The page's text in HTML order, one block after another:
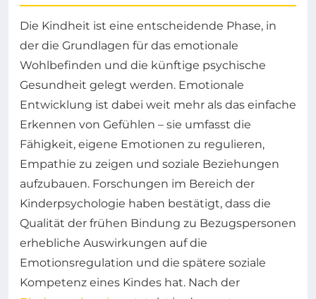
Die Kindheit ist eine entscheidende Phase, in
der die Grundlagen für das emotionale
Wohlbefinden und die künftige psychische
Gesundheit gelegt werden. Emotionale
Entwicklung ist dabei weit mehr als das einfache
Erkennen von Gefühlen – sie umfasst die
Fähigkeit, eigene Emotionen zu regulieren,
Empathie zu zeigen und soziale Beziehungen
aufzubauen. Forschungen im Bereich der
Kinderpsychologie haben bestätigt, dass die
Qualität der frühen Bindung zu Bezugspersonen
erhebliche Auswirkungen auf die
Emotionsregulation und die spätere soziale
Kompetenz eines Kindes hat. Nach der